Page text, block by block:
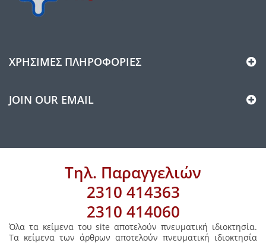
ΧΡΉΣΙΜΕΣ ΠΛΗΡΟΦΟΡΊΕΣ
JOIN OUR EMAIL
Τηλ. Παραγγελιών
2310 414363
2310 414060
Όλα τα κείμενα του site αποτελούν πνευματική ιδιοκτησία.
Τα κείμενα των άρθρων αποτελούν πνευματική ιδιοκτησία